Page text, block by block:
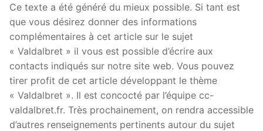
Ce texte a été généré du mieux possible. Si tant est
que vous désirez donner des informations
complémentaires à cet article sur le sujet
« Valdalbret » il vous est possible d’écrire aux
contacts indiqués sur notre site web. Vous pouvez
tirer profit de cet article développant le thème
« Valdalbret ». Il est concocté par l’équipe cc-
valdalbret.fr. Très prochainement, on rendra accessible
d’autres renseignements pertinents autour du sujet